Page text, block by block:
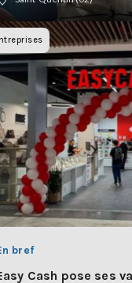
bref
Cash pose ses